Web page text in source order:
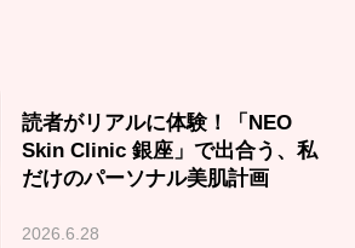
読者がリアルに体験！「NEO
Skin Clinic 銀座」で出合う、私
だけのパーソナル美肌計画
2026.6.28